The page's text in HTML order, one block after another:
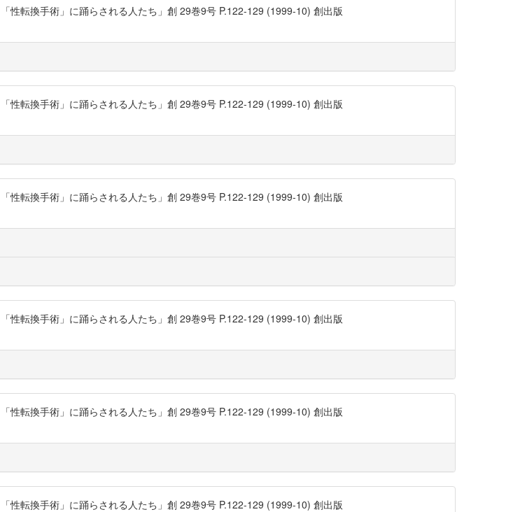
性転換手術」に踊らされる人たち」創 29巻9号 P.122-129 (1999-10) 創出版
性転換手術」に踊らされる人たち」創 29巻9号 P.122-129 (1999-10) 創出版
性転換手術」に踊らされる人たち」創 29巻9号 P.122-129 (1999-10) 創出版
性転換手術」に踊らされる人たち」創 29巻9号 P.122-129 (1999-10) 創出版
性転換手術」に踊らされる人たち」創 29巻9号 P.122-129 (1999-10) 創出版
性転換手術」に踊らされる人たち」創 29巻9号 P.122-129 (1999-10) 創出版